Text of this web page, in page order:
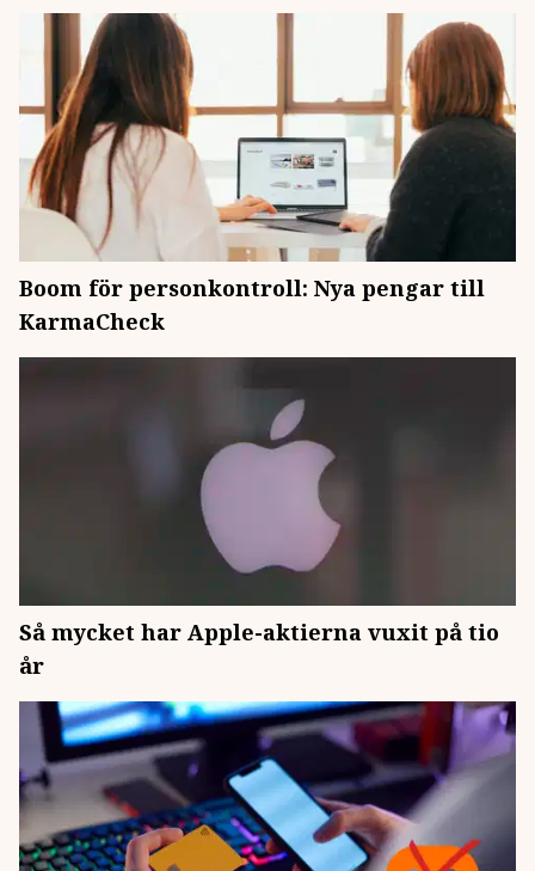
Boom för personkontroll: Nya pengar till
KarmaCheck
Så mycket har Apple-aktierna vuxit på tio
år